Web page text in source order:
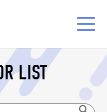
LIST